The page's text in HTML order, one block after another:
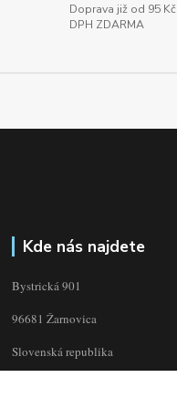
Doprava již od 95
DPH ZDARMA
Kde nás najdete
Bystrická 901
96681 Žarnovica
Slovenská republika